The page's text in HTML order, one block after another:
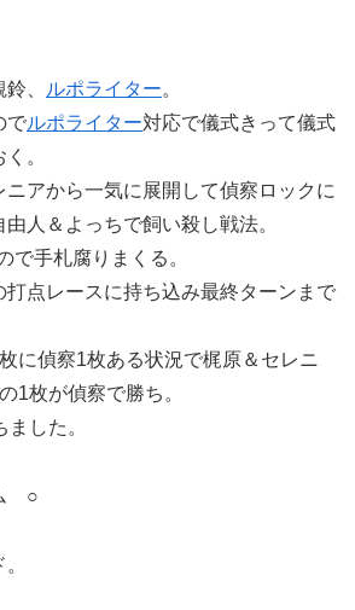
、 ルポライター。
でルポライター対応で儀式きって儀式
。
アから一気に展開して偵察ロックに
人＆よっちで飼い殺し戦法。
で手札腐りまくる。
打点レースに持ち込み最終ターンまで
に偵察1枚ある状況で梶原＆セレニ
1枚が偵察で勝ち。
した。
○